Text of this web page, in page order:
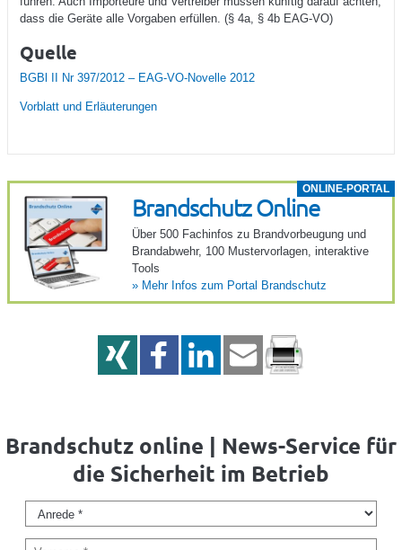
dass die Geräte alle Vorgaben erfüllen. (§ 4a, § 4b EAG-VO)
Quelle
BGBl II Nr 397/2012 – EAG-VO-Novelle 2012
Vorblatt und Erläuterungen
ONLINE-PORTAL
Brand­schutz Online
Über 500 Fach­infos zu Brand­vor­beu­gung und
Brand­ab­wehr, 100 Muster­vor­lagen, inter­ak­tive
Tools
»Mehr Infos zum Portal Brand­schutz
Brandschutz online | News-Service für
die Sicherheit im Betrieb